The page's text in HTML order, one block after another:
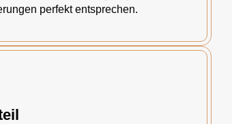
perfekt entsprechen.